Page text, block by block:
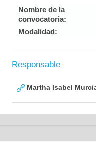
Nombre de la
convocatoria:
Modalidad:
Responsable
Martha Isabel